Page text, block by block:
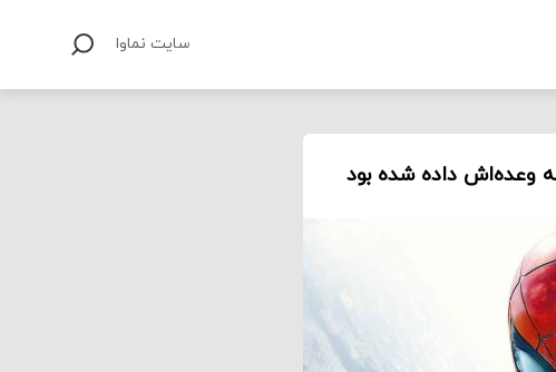
سایت نماوا
وعده‌اش داده شده بود